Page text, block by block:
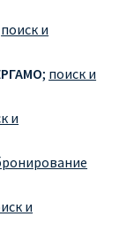
Харькова,
поиск и
; поиск и
и
и